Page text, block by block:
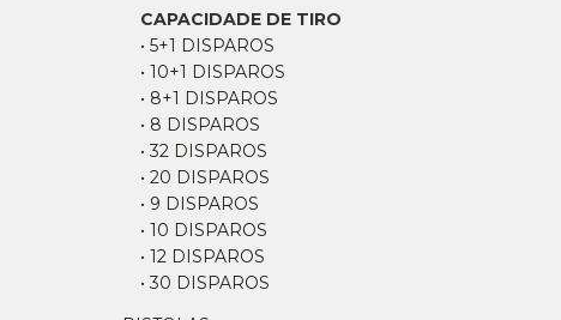
CAPACIDADE DE TIRO
• 5+1 DISPAROS
• 10+1 DISPAROS
• 8+1 DISPAROS
• 8 DISPAROS
• 32 DISPAROS
• 20 DISPAROS
• 9 DISPAROS
• 10 DISPAROS
• 12 DISPAROS
• 30 DISPAROS